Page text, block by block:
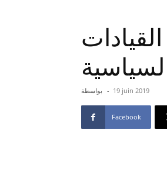
السياسية
بواسطة - 19 juin 2019
Facebook